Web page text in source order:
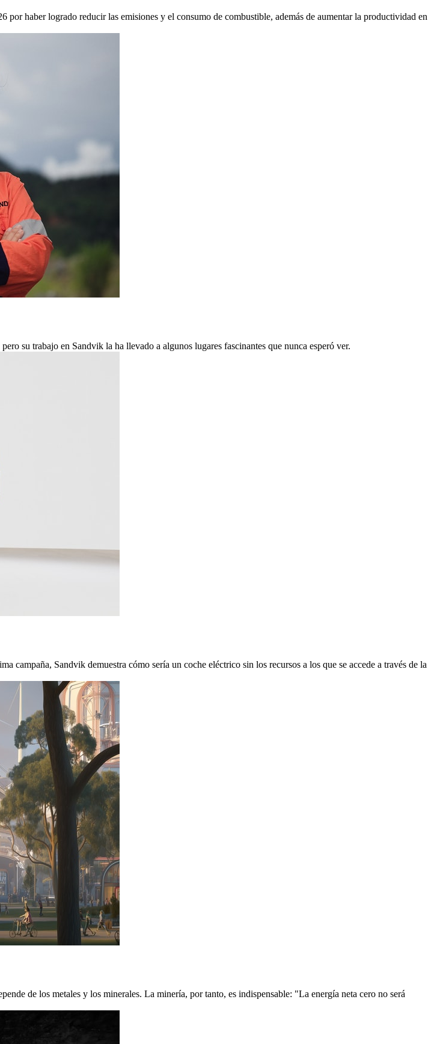
haber logrado reducir las emisiones y el consumo de combustible, además de aumentar la productividad en
su trabajo en Sandvik la ha llevado a algunos lugares fascinantes que nunca esperó ver.
Sandvik demuestra cómo sería un coche eléctrico sin los recursos a los que se accede a través de la
de los metales y los minerales. La minería, por tanto, es indispensable: "La energía neta cero no será